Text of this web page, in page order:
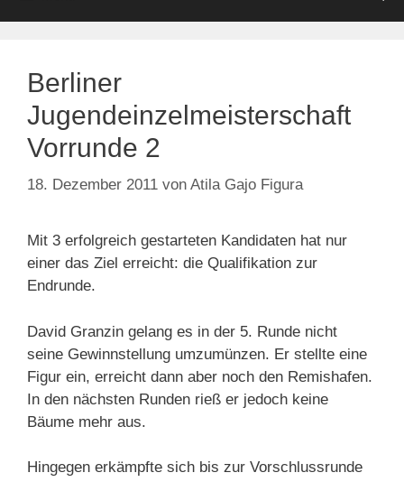
Berliner
Jugendeinzelmeisterschaft
Vorrunde 2
18. Dezember 2011 von Atila Gajo Figura
Mit 3 erfolgreich gestarteten Kandidaten hat nur
einer das Ziel erreicht: die Qualifikation zur
Endrunde.
David Granzin gelang es in der 5. Runde nicht
seine Gewinnstellung umzumünzen. Er stellte eine
Figur ein, erreicht dann aber noch den Remishafen.
In den nächsten Runden rieß er jedoch keine
Bäume mehr aus.
Hingegen erkämpfte sich bis zur Vorschlussrunde